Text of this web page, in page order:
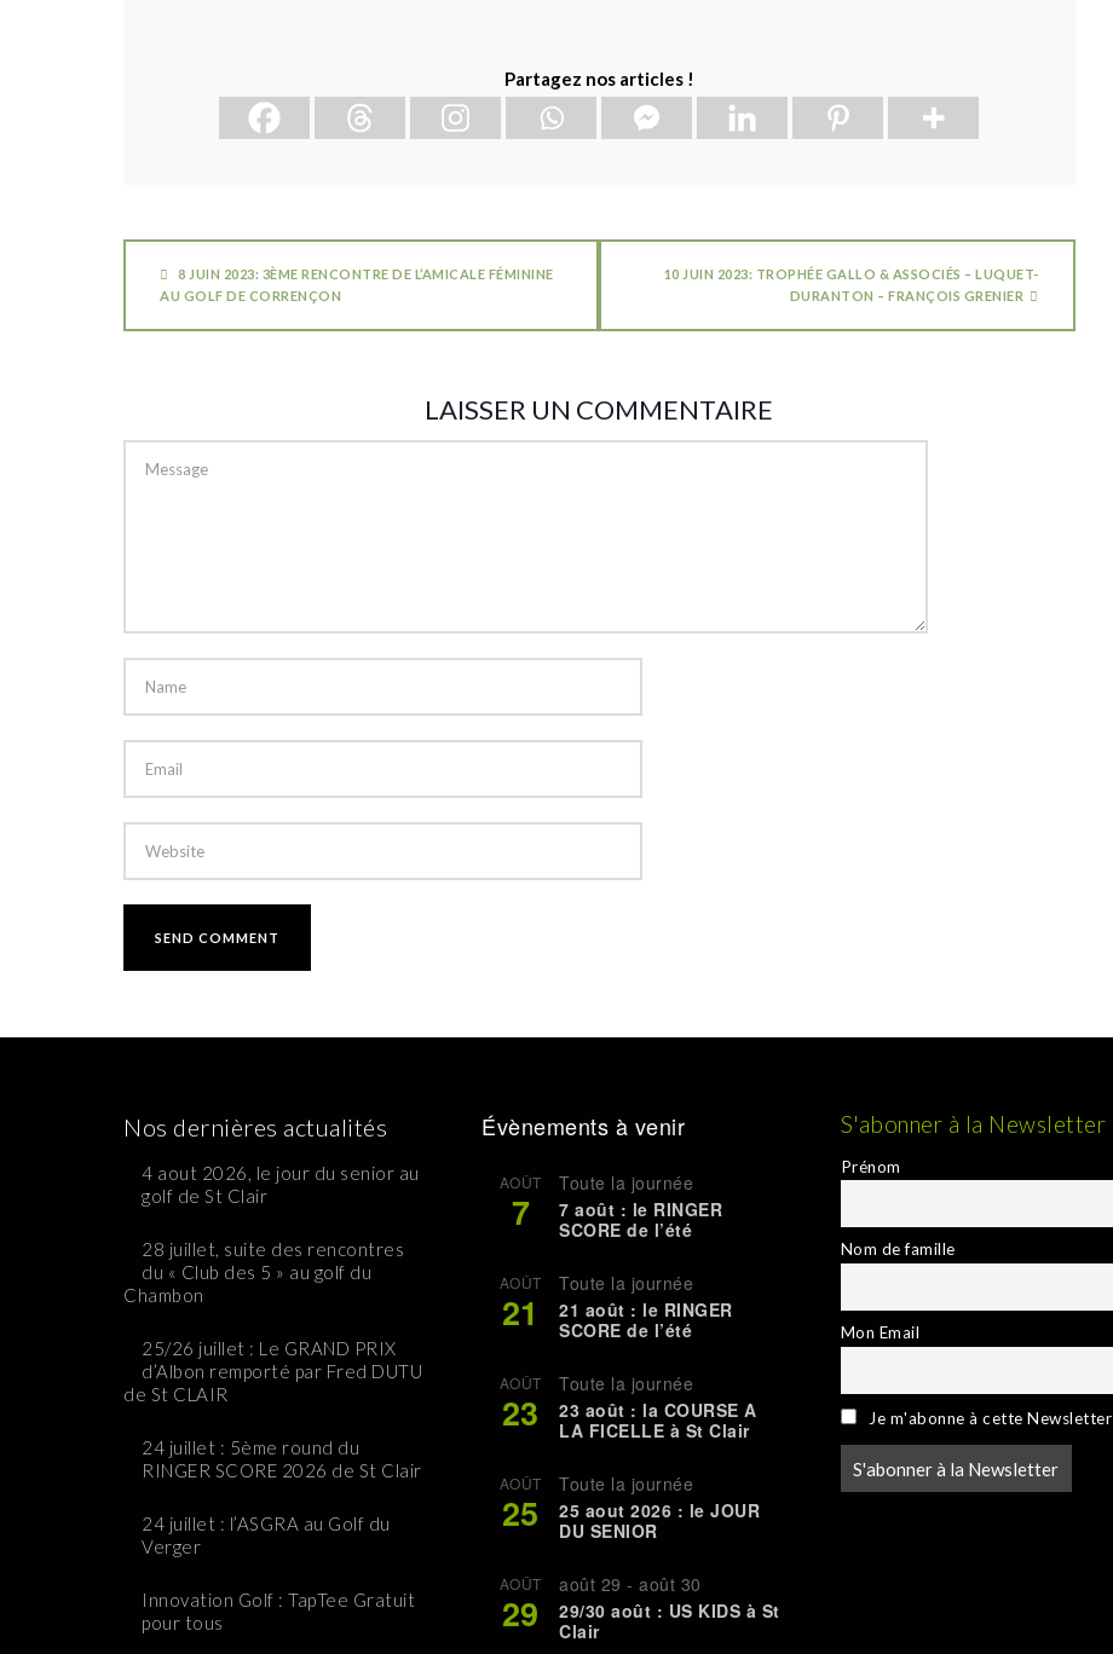
Partagez nos articles !
8 JUIN 2023: 3ÈME RENCONTRE DE L’AMICALE FÉMININE
AU GOLF DE CORRENÇON
10 JUIN 2023: TROPHÉE GALLO & ASSOCIÉS – LUQUET-
DURANTON – FRANÇOIS GRENIER
LAISSER UN COMMENTAIRE
Nos dernières actualités
4 aout 2026, le jour du senior au
golf de St Clair
28 juillet, suite des rencontres
du « Club des 5 » au golf du
Chambon
25/26 juillet : Le GRAND PRIX
d’Albon remporté par Fred DUTU
de St CLAIR
24 juillet : 5ème round du
RINGER SCORE 2026 de St Clair
24 juillet : l’ASGRA au Golf du
Verger
Innovation Golf : TapTee Gratuit
pour tous
Évènements à venir
AOÛT
7
Toute la journée
7 août : le RINGER
SCORE de l’été
AOÛT
21
Toute la journée
21 août : le RINGER
SCORE de l’été
AOÛT
23
Toute la journée
23 août : la COURSE A
LA FICELLE à St Clair
AOÛT
25
Toute la journée
25 aout 2026 : le JOUR
DU SENIOR
AOÛT
29
août 29 -août 30
29/30 août : US KIDS à St
Clair
S'abonner à la Newsletter
Prénom
Nom de famille
Mon Email
Je m'abonne à cette Newsletter